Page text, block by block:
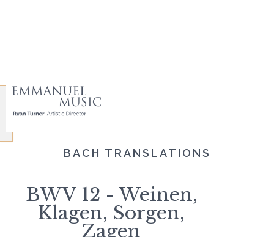
BACH TRANSLATIONS
BWV 12 - Weinen,
Klagen, Sorgen,
Zagen